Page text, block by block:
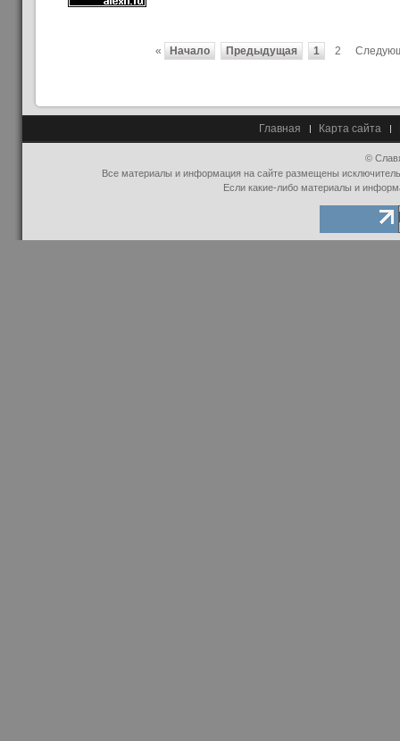
« Начало Предыдущая 1 2
Главная Карта сайта
©
Все материалы и информация на сайте размещены
Если какие-либо материалы и